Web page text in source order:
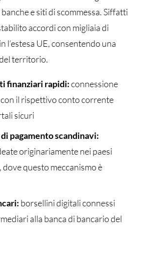
e siti di scommessa. Siffatti
accordi con migliaia di
l’estesa UE, consentendo una
territorio.
finanziari rapidi:connessione
il rispettivo conto corrente
sicuri
pagamento scandinavi:
originariamente nei paesi
dove questo meccanismo è
borsellini digitali connessi
alla banca di bancario del